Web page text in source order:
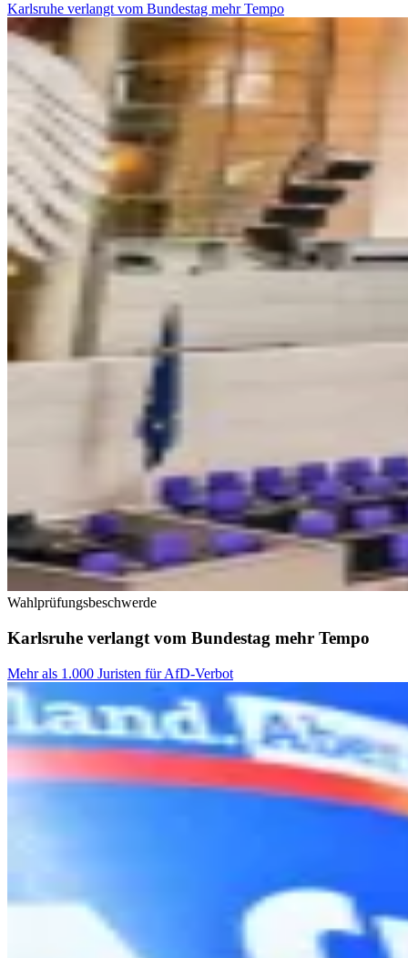
Karlsruhe verlangt vom Bundestag mehr Tempo
Wahlprüfungsbeschwerde
Karlsruhe verlangt vom Bundestag mehr Tempo
Mehr als 1.000 Juristen für AfD-Verbot